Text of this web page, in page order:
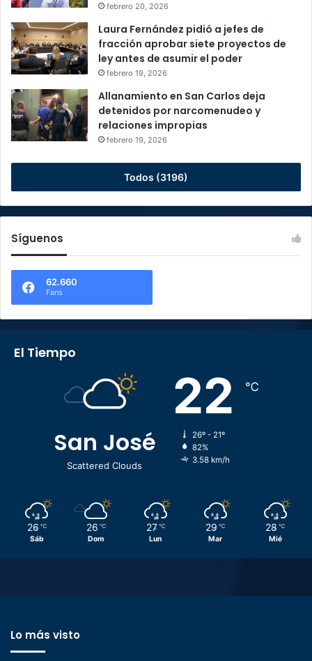
febrero 20, 2026
Laura Fernández pidió a jefes de
fracción aprobar siete proyectos de
ley antes de asumir el poder
febrero 19, 2026
Allanamiento en San Carlos deja
detenidos por narcomenudeo y
relaciones impropias
febrero 19, 2026
Todos (3196)
Síguenos
62.660
Fans
El Tiempo
San José
Scattered Clouds
22 ℃
26º - 21º
82%
3.58 km/h
26 ℃
Sáb
26 ℃
Dom
27 ℃
Lun
29 ℃
Mar
28 ℃
Mié
Lo más visto